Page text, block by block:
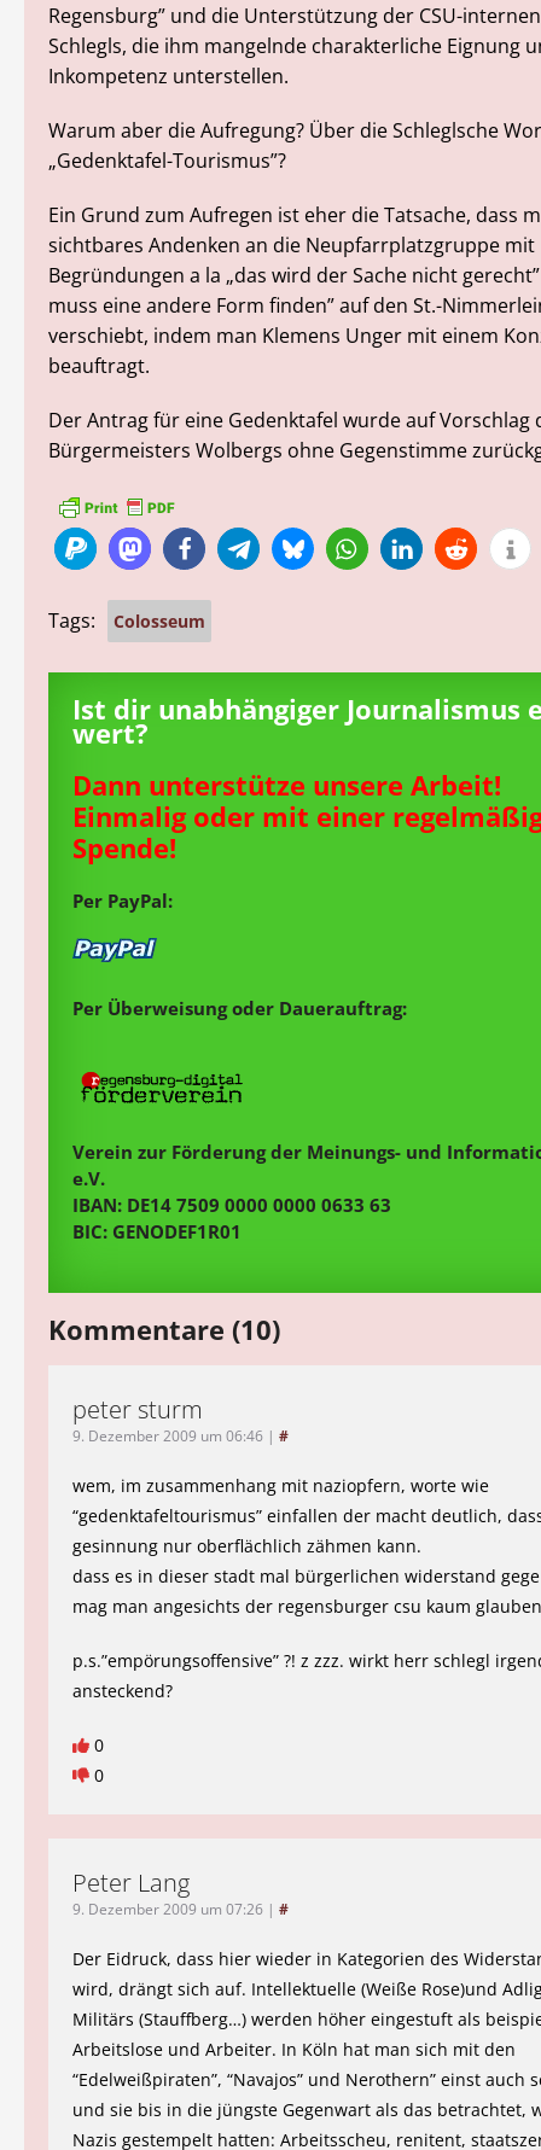
Regensburg” und die Unterstützung der CSU-
Schlegls, die ihm mangelnde charakterliche Eignung
Inkompetenz unterstellen.
Warum aber die Aufregung? Über die Schleglsche
„Gedenktafel-Tourismus”?
Ein Grund zum Aufregen ist eher die Tatsache, dass
sichtbares Andenken an die Neupfarrplatzgruppe mit
Begründungen a la „das wird der Sache nicht
muss eine andere Form finden” auf den St.-
verschiebt, indem man Klemens Unger mit einem
beauftragt.
Der Antrag für eine Gedenktafel wurde auf Vorschlag
Bürgermeisters Wolbergs ohne Gegenstimme
Tags: Colosseum
Ist dir unabhängiger Journalismus
wert?
Dann unterstütze unsere Arbeit!
Einmalig oder mit einer
Spende!
Per PayPal:
Per Überweisung oder Dauerauftrag:
Verein zur Förderung der Meinungs- und
e.V.
IBAN: DE14 7509 0000 0000 0633 63
BIC: GENODEF1R01
Kommentare (10)
peter sturm
9. Dezember 2009 um 06:46 | #
wem, im zusammenhang mit naziopfern, worte wie
“gedenktafeltourismus” einfallen der macht deutlich,
gesinnung nur oberflächlich zähmen kann.
dass es in dieser stadt mal bürgerlichen widerstand
mag man angesichts der regensburger csu kaum
p.s.”empörungsoffensive” ?! z zzz. wirkt herr schlegl
ansteckend?
0
0
Peter Lang
9. Dezember 2009 um 07:26 | #
Der Eidruck, dass hier wieder in Kategorien des
wird, drängt sich auf. Intellektuelle (Weiße Rose)und
Militärs (Stauffberg…) werden höher eingestuft als
Arbeitslose und Arbeiter. In Köln hat man sich mit den
“Edelweißpiraten”, “Navajos” und Nerothern” einst auch
und sie bis in die jüngste Gegenwart als das betrachtet,
Nazis gestempelt hatten: Arbeitsscheu, renitent,